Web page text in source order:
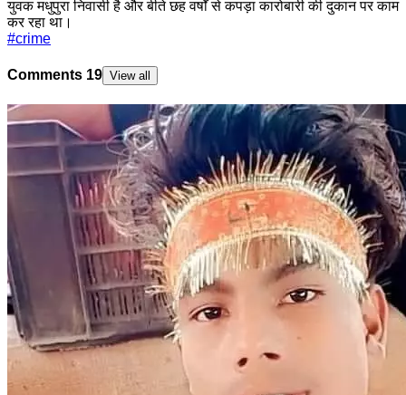
युवक मधुपुरा निवासी है और बीते छह वर्षों से कपड़ा कारोबारी की दुकान पर काम
कर रहा था।
#crime
Comments 19 View all